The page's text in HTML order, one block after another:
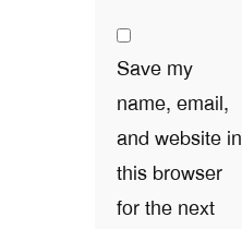
Save my
name, email,
and website in
this browser
for the next